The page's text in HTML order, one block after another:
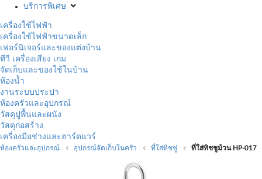
บริการพิเศษ
เครื่องใช้ไฟฟ้า
เครื่องใช้ไฟฟ้าขนาดเล็ก
เฟอร์นิเจอร์และของแต่งบ้าน
ทีวี เครื่องเสียง เกม
จัดเก็บและของใช้ในบ้าน
ห้องน้ำ
งานระบบประปา
ห้องครัวและอุปกรณ์
วัสดุปูพื้นและผนัง
วัสดุก่อสร้าง
เครื่องมือช่างและฮาร์ดแวร์
ห้องครัวและอุปกรณ์ อุปกรณ์จัดเก็บในครัว ที่ใส่ทิชชู่ ที่ใส่ทิชชูม้วน HP-017